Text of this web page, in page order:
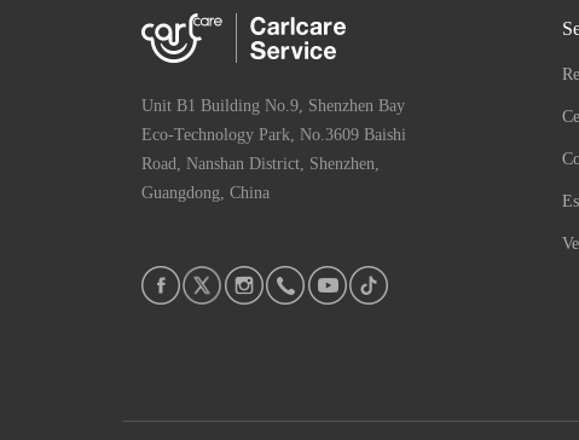
Unit B1 Building No.9, Shenzhen Bay
Eco-Technology Park, No.3609 Baishi
Road, Nanshan District, Shenzhen,
Guangdong, China